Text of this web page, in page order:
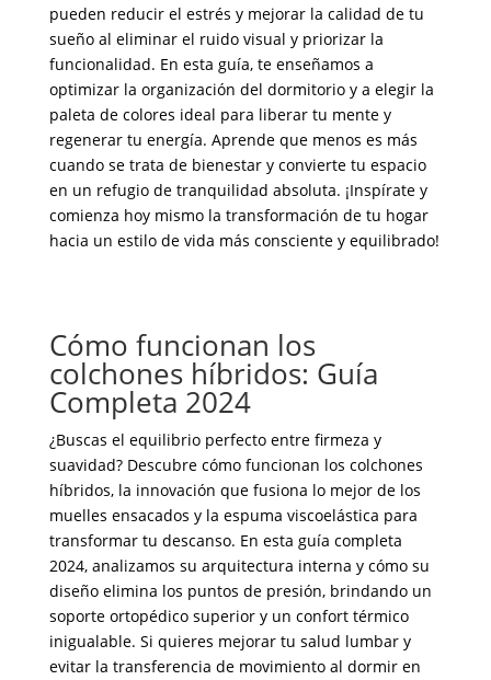
pueden reducir el estrés y mejorar la calidad de tu
sueño al eliminar el ruido visual y priorizar la
funcionalidad. En esta guía, te enseñamos a
optimizar la organización del dormitorio y a elegir la
paleta de colores ideal para liberar tu mente y
regenerar tu energía. Aprende que menos es más
cuando se trata de bienestar y convierte tu espacio
en un refugio de tranquilidad absoluta. ¡Inspírate y
comienza hoy mismo la transformación de tu hogar
hacia un estilo de vida más consciente y equilibrado!
Cómo funcionan los
colchones híbridos: Guía
Completa 2024
¿Buscas el equilibrio perfecto entre firmeza y
suavidad? Descubre cómo funcionan los colchones
híbridos, la innovación que fusiona lo mejor de los
muelles ensacados y la espuma viscoelástica para
transformar tu descanso. En esta guía completa
2024, analizamos su arquitectura interna y cómo su
diseño elimina los puntos de presión, brindando un
soporte ortopédico superior y un confort térmico
inigualable. Si quieres mejorar tu salud lumbar y
evitar la transferencia de movimiento al dormir en